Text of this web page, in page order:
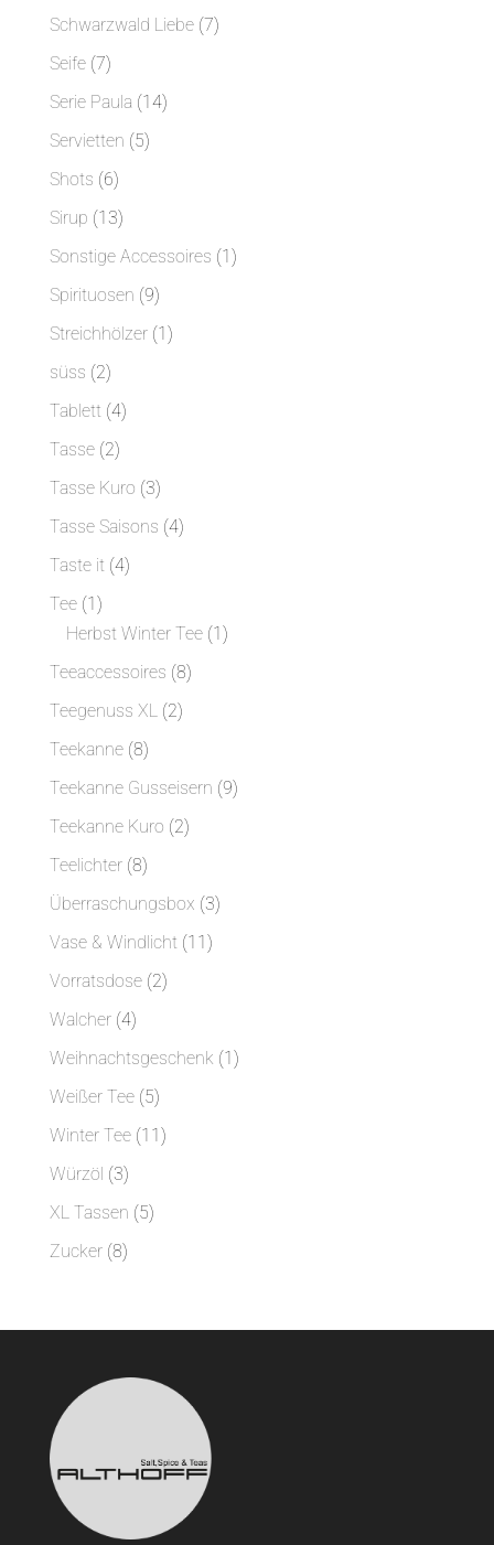
Produkte
Schwarzwald Liebe 77
Seife 77
Produkte
Serie Paula 1414
Servietten 55
Shots 66
Produkte
Sirup 1313
Produkte
Sonstige Accessoires 11
Spirituosen 99
Produkte
Streichhölzer 11
süss 22
Produkte
Tablett 44
Tasse 22
Produkte
Tasse Kuro 33
Produkte
Tasse Saisons 44
Taste it 44
Tee 11
Produkt
Herbst Winter Tee 11
Teeaccessoires 88
Teegenuss XL 22
Teekanne 88
Produkte
Teekanne Gusseisern 99
Teekanne Kuro 22
Teelichter 88
Produkte
Überraschungsbox 33
Vase & Windlicht 1111
Vorratsdose 22
Walcher 44
Produkte
Weihnachtsgeschenk 11
Weißer Tee 55
Produkte
Winter Tee 1111
Würzöl 33
Produkte
XL Tassen 55
Zucker 88